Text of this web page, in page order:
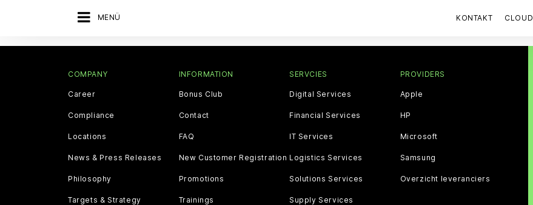
MENÜ KONTAKT CLOUD
COMPANY
Career
Compliance
Locations
News & Press Releases
Philosophy
Targets & Strategy
INFORMATION
Bonus Club
Contact
FAQ
New Customer Registration
Promotions
Trainings
SERVCIES
Digital Services
Financial Services
IT Services
Logistics Services
Solutions Services
Supply Services
PROVIDERS
Apple
HP
Microsoft
Samsung
Overzicht leveranciers